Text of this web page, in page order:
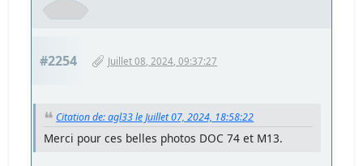
#2254 Juillet 08, 2024, 09:37:27
Citation de: agl33 le Juillet 07, 2024, 18:58:22
Merci pour ces belles photos DOC 74 et M13.